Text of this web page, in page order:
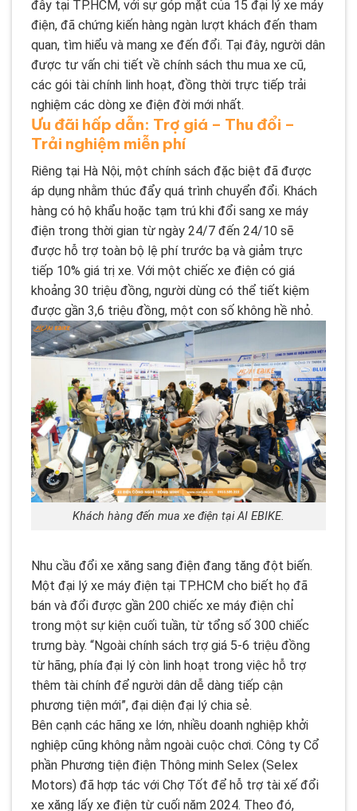
đây tại TP.HCM, với sự góp mặt của 15 đại lý xe máy
điện, đã chứng kiến hàng ngàn lượt khách đến tham
quan, tìm hiểu và mang xe đến đổi. Tại đây, người dân
được tư vấn chi tiết về chính sách thu mua xe cũ,
các gói tài chính linh hoạt, đồng thời trực tiếp trải
nghiệm các dòng xe điện đời mới nhất.
Ưu đãi hấp dẫn: Trợ giá – Thu đổi –
Trải nghiệm miễn phí
Riêng tại Hà Nội, một chính sách đặc biệt đã được
áp dụng nhằm thúc đẩy quá trình chuyển đổi. Khách
hàng có hộ khẩu hoặc tạm trú khi đổi sang xe máy
điện trong thời gian từ ngày 24/7 đến 24/10 sẽ
được hỗ trợ toàn bộ lệ phí trước bạ và giảm trực
tiếp 10% giá trị xe. Với một chiếc xe điện có giá
khoảng 30 triệu đồng, người dùng có thể tiết kiệm
được gần 3,6 triệu đồng, một con số không hề nhỏ.
Khách hàng đến mua xe điện tại AI EBIKE.
Nhu cầu đổi xe xăng sang điện đang tăng đột biến.
Một đại lý xe máy điện tại TP.HCM cho biết họ đã
bán và đổi được gần 200 chiếc xe máy điện chỉ
trong một sự kiện cuối tuần, từ tổng số 300 chiếc
trưng bày. “Ngoài chính sách trợ giá 5-6 triệu đồng
từ hãng, phía đại lý còn linh hoạt trong việc hỗ trợ
thêm tài chính để người dân dễ dàng tiếp cận
phương tiện mới”, đại diện đại lý chia sẻ.
Bên cạnh các hãng xe lớn, nhiều doanh nghiệp khởi
nghiệp cũng không nằm ngoài cuộc chơi. Công ty Cổ
phần Phương tiện điện Thông minh Selex (Selex
Motors) đã hợp tác với Chợ Tốt để hỗ trợ tài xế đổi
xe xăng lấy xe điện từ cuối năm 2024. Theo đó,